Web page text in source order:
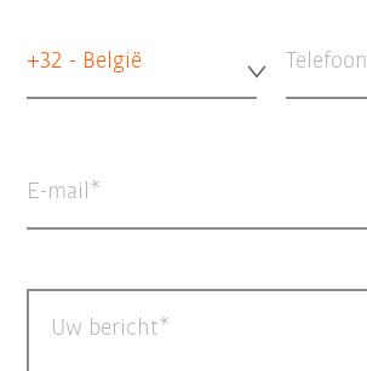
+32 - België Telefoon
E-mail
Uw bericht